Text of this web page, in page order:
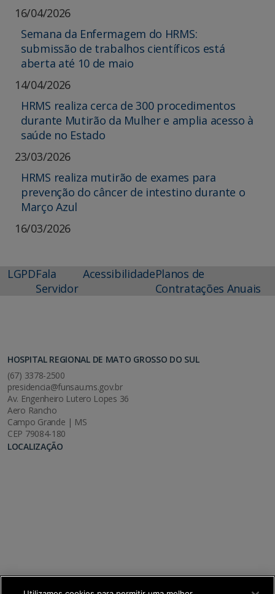
16/04/2026
Semana da Enfermagem do HRMS:
submissão de trabalhos científicos está
aberta até 10 de maio
14/04/2026
HRMS realiza cerca de 300 procedimentos
durante Mutirão da Mulher e amplia acesso à
saúde no Estado
23/03/2026
HRMS realiza mutirão de exames para
prevenção do câncer de intestino durante o
Março Azul
16/03/2026
LGPDFala
Servidor
AcessibilidadePlanos de
Contratações Anuais
HOSPITAL REGIONAL DE MATO GROSSO DO SUL
(67) 3378-2500
presidencia@funsau.ms.gov.br
Av. Engenheiro Lutero Lopes 36
Aero Rancho
Campo Grande | MS
CEP 79084-180
LOCALIZAÇÃO